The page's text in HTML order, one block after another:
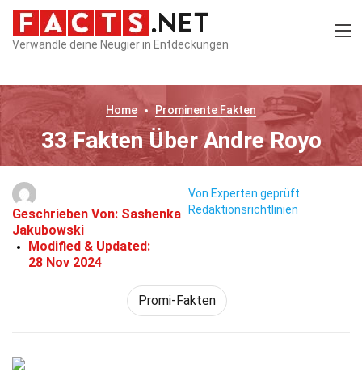
Verwandle deine Neugier in Entdeckungen
Home Prominente Fakten
33 Fakten Über Andre Royo
Geschrieben Von: Sashenka
Jakubowski
Modified & Updated:
28 Nov 2024
Von Experten geprüft
Redaktionsrichtlinien
Promi-Fakten